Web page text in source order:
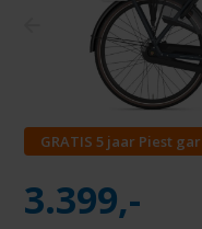
GRATIS 5 jaar Piest
3.399,-